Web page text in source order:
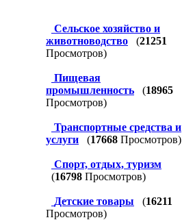
Сельское хозяйство и
животноводство
(21251
Просмотров)
Пищевая
промышленность
(18965
Просмотров)
Транспортные средства и
услуги
(17668 Просмотров)
Спорт, отдых, туризм
(16798 Просмотров)
Детские товары (16211
Просмотров)